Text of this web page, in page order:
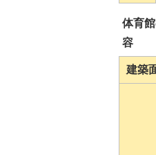
体育
容
建築